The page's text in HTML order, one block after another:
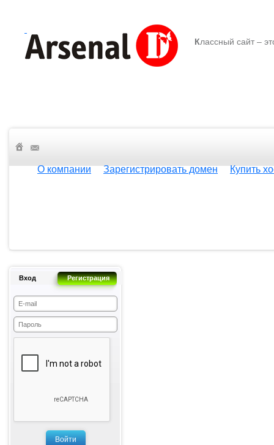
Классный сайт –
О компании Зарегистрировать домен Купить
Вход Регистрация